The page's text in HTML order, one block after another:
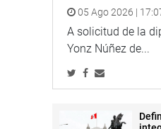
05 Ago 2026 |
A solicitud de la
Yonz Núñez de...